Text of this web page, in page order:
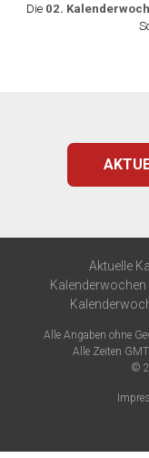
Die 02.
Aktuelle
Kalenderwochen
Alle Angaben ohne
Alle Zeiten
©